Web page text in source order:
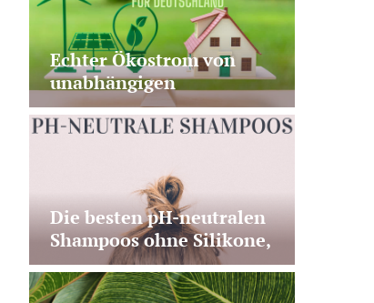
Echter Ökostrom von
unabhängigen
Stromanbietern – Test &
Vergleich
Die besten pH-neutralen
Shampoos ohne Silikone,
ohne Duftstoffe & ihre
Vorteile